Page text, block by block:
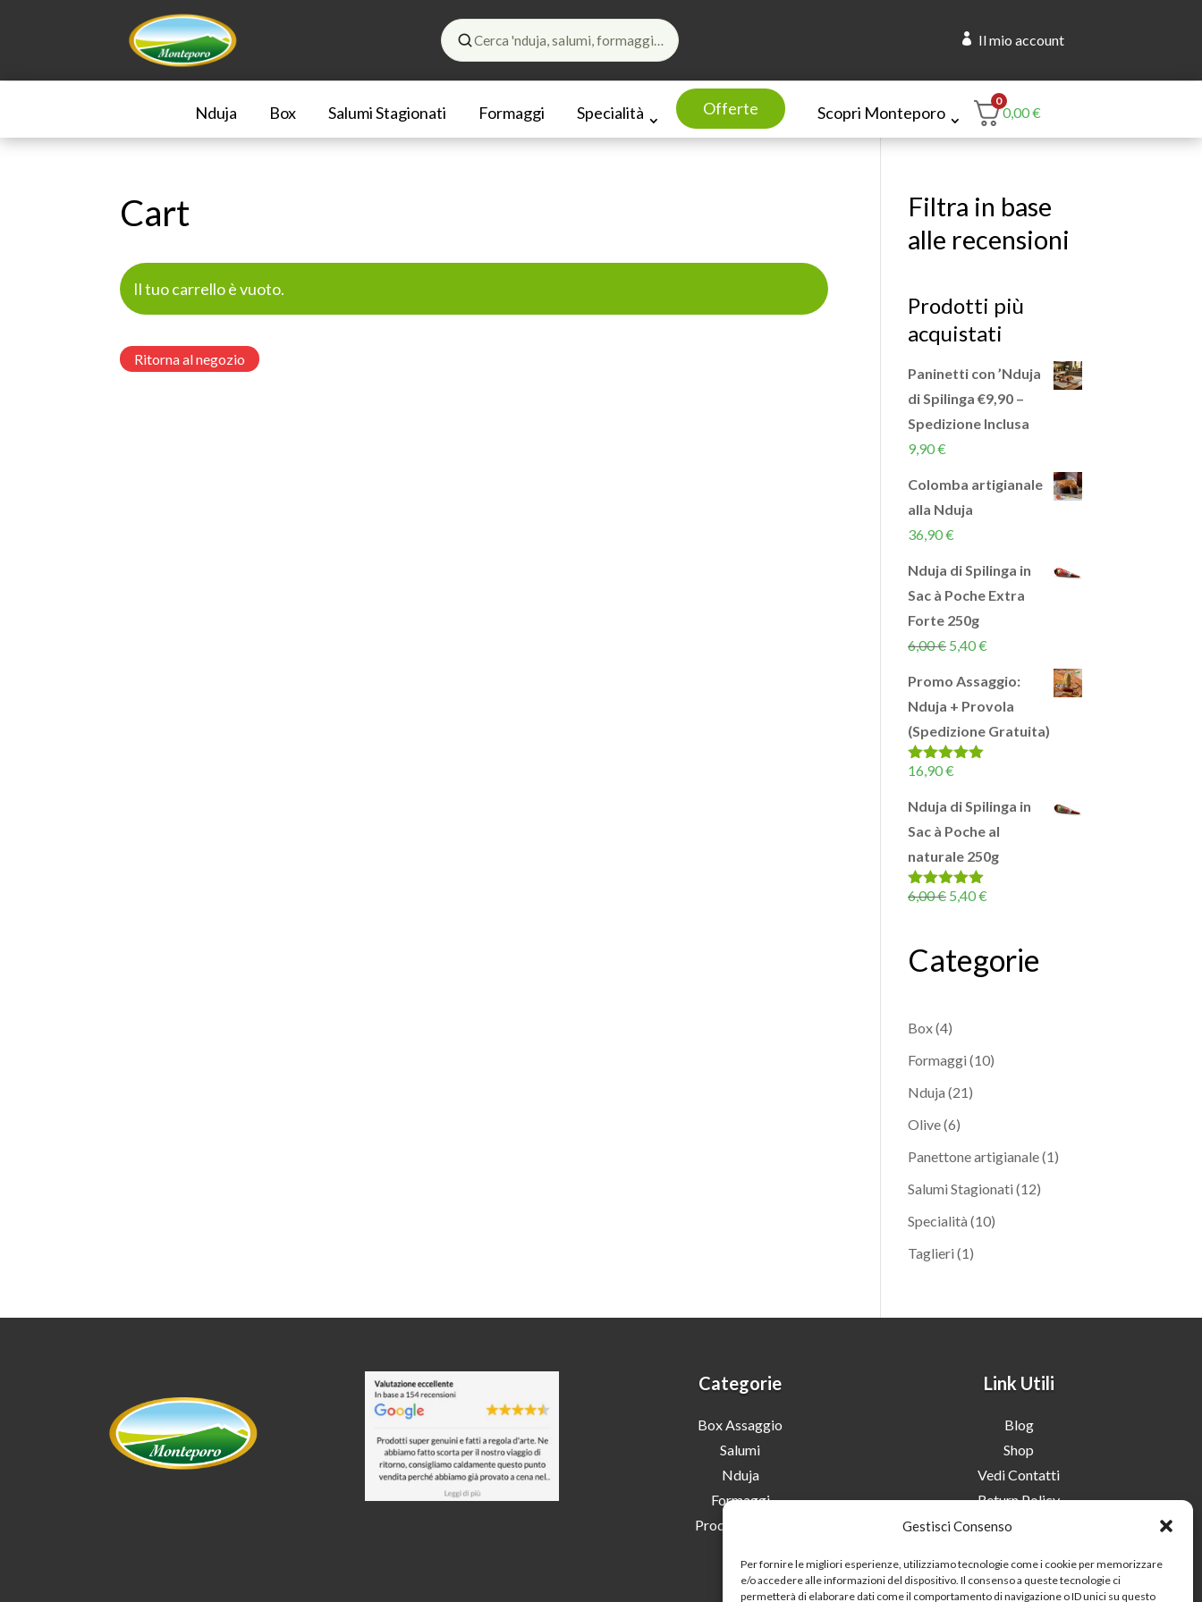
Gestisci Consenso
Per fornire le migliori esperienze, utilizziamo tecnologie come i cookie per memorizzare
e/o accedere alle informazioni del dispositivo. Il consenso a queste tecnologie ci
permetterà di elaborare dati come il comportamento di navigazione o ID unici su questo
Cerca 'nduja, salumi, formaggi…  Il mio account
Nduja Box Salumi Stagionati Formaggi Specialità Offerte Scopri Monteporo
0
0,00€
Cart
Il tuo carrello è vuoto.
Ritorna al negozio
Filtra in base
alle recensioni
Prodotti più
acquistati
Paninetti con ’Nduja
di Spilinga €9,90 –
Spedizione Inclusa
9,90€
Colomba artigianale
alla Nduja
36,90€
Nduja di Spilinga in
Sac à Poche Extra
Forte 250g
6,00€ Il
originale
6,00 €.
5,40€
attuale
Promo Assaggio:
Nduja + Provola
(Spedizione Gratuita)
Valutato
16,90€
Nduja di Spilinga in
Sac à Poche al
naturale 250g
Valutato
6,00€ Il
era:
5,40€
attuale
è:
Categorie
Box 44
prodotti
Formaggi 1010
Nduja 2121
Olive 66
prodotti
Panettone artigianale 11
Salumi Stagionati 1212
Specialità 1010
Taglieri 11
Categorie
Box Assaggio
Salumi
Nduja
Formaggi
Prodotti Tipici
Link Utili
Blog
Shop
Vedi Contatti
Return Policy
Termini e Condizioni